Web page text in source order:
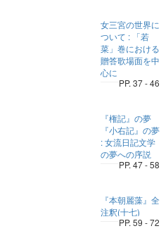
女三宮の世界に
ついて : 「若
菜」巻における
贈答歌場面を中
心に
PP. 37 - 46
『権記』の夢
『小右記』の夢
: 女流日記文学
の夢への序説
PP. 47 - 58
『本朝麗藻』全
注釈(十七)
PP. 59 - 72